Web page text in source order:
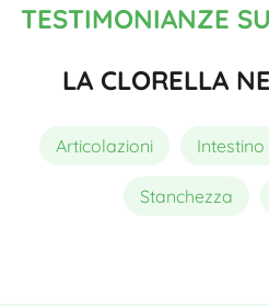
TESTIMONIANZE
LA CLORELLA
Articolazioni Intestino
Stanchezza